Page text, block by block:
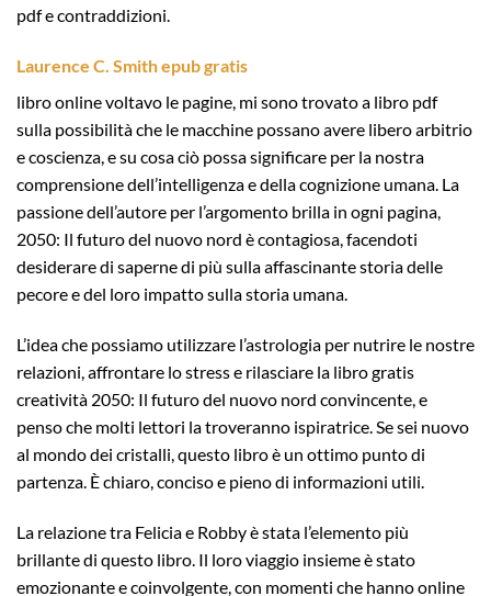
pdf e contraddizioni.
Laurence C. Smith epub gratis
libro online voltavo le pagine, mi sono trovato a libro pdf
sulla possibilità che le macchine possano avere libero arbitrio
e coscienza, e su cosa ciò possa significare per la nostra
comprensione dell’intelligenza e della cognizione umana. La
passione dell’autore per l’argomento brilla in ogni pagina,
2050: Il futuro del nuovo nord è contagiosa, facendoti
desiderare di saperne di più sulla affascinante storia delle
pecore e del loro impatto sulla storia umana.
L’idea che possiamo utilizzare l’astrologia per nutrire le nostre
relazioni, affrontare lo stress e rilasciare la libro gratis
creatività 2050: Il futuro del nuovo nord convincente, e
penso che molti lettori la troveranno ispiratrice. Se sei nuovo
al mondo dei cristalli, questo libro è un ottimo punto di
partenza. È chiaro, conciso e pieno di informazioni utili.
La relazione tra Felicia e Robby è stata l’elemento più
brillante di questo libro. Il loro viaggio insieme è stato
emozionante e coinvolgente, con momenti che hanno online